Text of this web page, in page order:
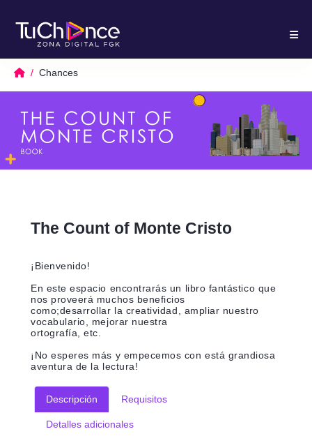
Chances
The Count of Monte Cristo
¡Bienvenido!
En este espacio encontrarás un libro fantástico que
nos proveerá muchos beneficios
como;desarrollar la creatividad, ampliar nuestro
vocabulario, mejorar nuestra
ortografía, etc.
¡No esperes más y empecemos con está grandiosa
aventura de la lectura!
Descripción Requisitos
Detalles adicionales